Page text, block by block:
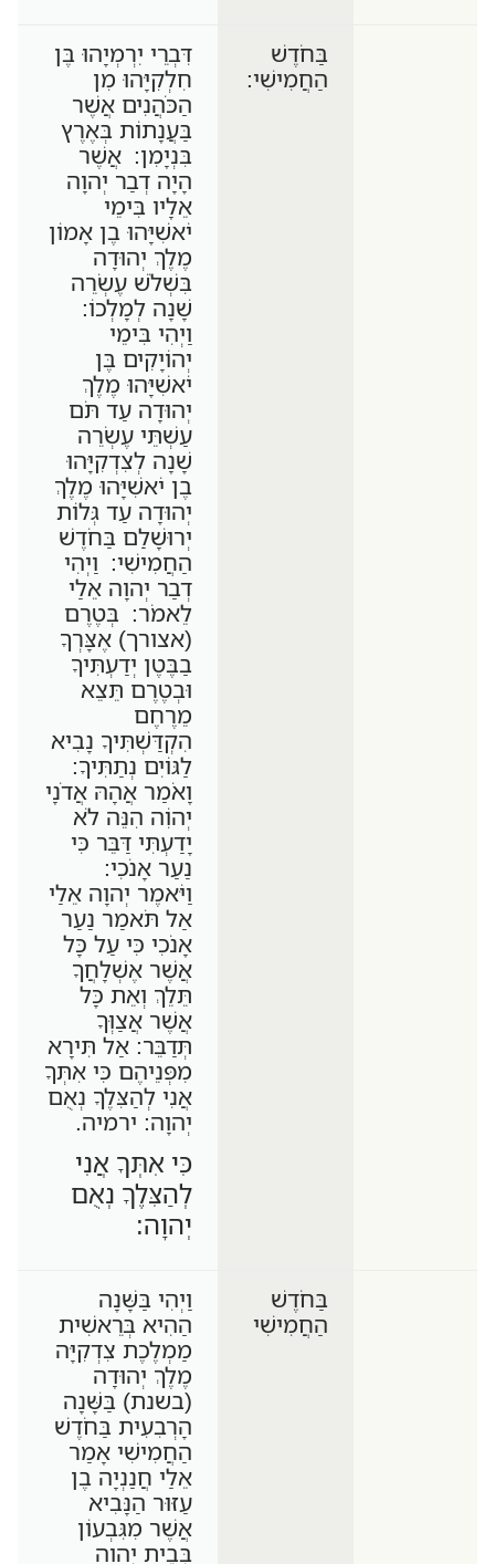
בַּחֹדֶשׁ
הַחֲמִישִׁי:
דִּבְרֵי יִרְמְיָהוּ בֶּן
חִלְקִיָּהוּ מִן
הַכֹּהֲנִים אֲשֶׁר
בַּעֲנָתוֹת בְּאֶרֶץ
בִּנְיָמִן: אֲשֶׁר
הָיָה דְבַר יְהוָה
אֵלָיו בִּימֵי
יֹאשִׁיָּהוּ בֶן אָמוֹן
מֶלֶךְ יְהוּדָה
בִּשְׁלֹשׁ עֶשְׂרֵה
שָׁנָה לְמָלְכוֹ:
וַיְהִי בִּימֵי
יְהוֹיָקִים בֶּן
יֹאשִׁיָּהוּ מֶלֶךְ
יְהוּדָה עַד תֹּם
עַשְׁתֵּי עֶשְׂרֵה
שָׁנָה לְצִדְקִיָּהוּ
בֶן יֹאשִׁיָּהוּ מֶלֶךְ
יְהוּדָה עַד גְּלוֹת
יְרוּשָׁלִַם בַּחֹדֶשׁ
הַחֲמִישִׁי: וַיְהִי
דְבַר יְהוָה אֵלַי
לֵאמֹר: בְּטֶרֶם
(אצורך) אֶצָּרְךָ
בַבֶּטֶן יְדַעְתִּיךָ
וּבְטֶרֶם תֵּצֵא
מֵרֶחֶם
הִקְדַּשְׁתִּיךָ נָבִיא
לַגּוֹיִם נְתַתִּיךָ:
וָאֹמַר אֲהָהּ אֲדֹנָי
יְהוִֹה הִנֵּה לֹא
יָדַעְתִּי דַּבֵּר כִּי
נַעַר אָנֹכִי:
וַיֹּאמֶר יְהוָה אֵלַי
אַל תֹּאמַר נַעַר
אָנֹכִי כִּי עַל כָּל
אֲשֶׁר אֶשְׁלָחֲךָ
תֵּלֵךְ וְאֵת כָּל
אֲשֶׁר אֲצַוְּךָ
תְּדַבֵּר: אַל תִּירָא
מִפְּנֵיהֶם כִּי אִתְּךָ
אֲנִי לְהַצִּלֶךָ נְאֻם
יְהוָה: ירמיה.
כִּי אִתְּךָ אֲנִי
לְהַצִּלֶךָ נְאֻם
יְהוָה:
בַּחֹדֶשׁ
הַחֲמִישִׁי
וַיְהִי בַּשָּׁנָה
הַהִיא בְּרֵאשִׁית
מַמְלֶכֶת צִדְקִיָּה
מֶלֶךְ יְהוּדָה
(בשנת) בַּשָּׁנָה
הָרְבִעִית בַּחֹדֶשׁ
הַחֲמִישִׁי אָמַר
אֵלַי חֲנַנְיָה בֶן
עַזּוּר הַנָּבִיא
אֲשֶׁר מִגִּבְעוֹן
בְּבֵית יְהוָה